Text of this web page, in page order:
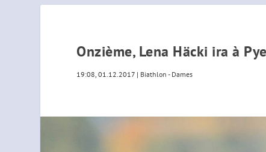
Onzième, Lena Häcki ira à
19:08, 01.12.2017 | Biathlon - Dames